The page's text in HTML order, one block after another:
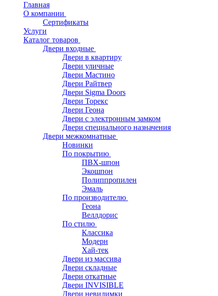
Главная
О компании
Сертификаты
Услуги
Каталог товаров
Двери входные
Двери в квартиру
Двери уличные
Двери Мастино
Двери Райтвер
Двери Sigma Doors
Двери Торекс
Двери Геона
Двери с электронным замком
Двери специального назначения
Двери межкомнатные
Новинки
По покрытию
ПВХ-шпон
Экошпон
Полиппропилен
Эмаль
По производителю
Геона
Веллдорис
По стилю
Классика
Модерн
Хай-тек
Двери из массива
Двери складные
Двери откатные
Двери INVISIBLE
Двери невидимки